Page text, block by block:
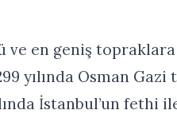
en geniş
yılında Osman
İstanbul’un fethi